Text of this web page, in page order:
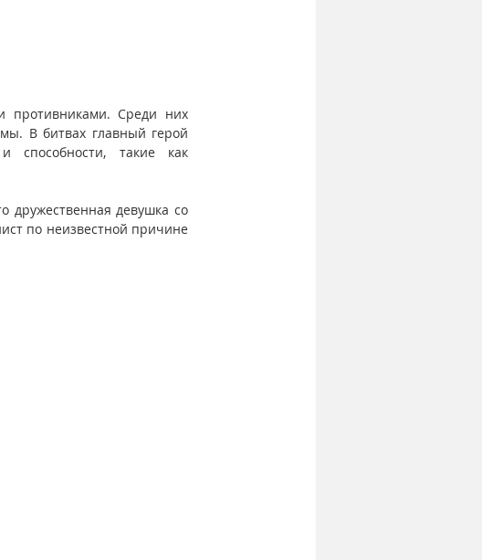
противниками. Среди них
В битвах главный герой
способности, такие как
дружественная девушка со
по неизвестной причине